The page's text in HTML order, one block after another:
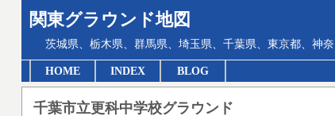
関東グラウンド地図
茨城県、栃木県、群馬県、埼玉県、千葉県、東京都、神
HOME INDEX BLOG
千葉市立更科中学校グラウンド